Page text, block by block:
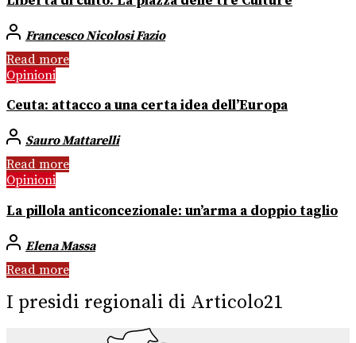
Francesco Nicolosi Fazio
Read more
Opinioni
Ceuta: attacco a una certa idea dell’Europa
Sauro Mattarelli
Read more
Opinioni
La pillola anticoncezionale: un’arma a doppio taglio
Elena Massa
Read more
I presidi regionali di Articolo21